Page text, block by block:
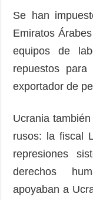
Se han
Emiratos
equipos de
repuestos
exportador de
Ucrania
rusos: la fiscal
represiones
derechos
apoyaban a